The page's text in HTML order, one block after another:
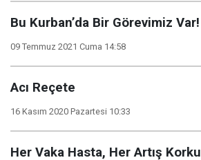
Bu Kurban’da Bir Görevimiz Var!
09 Temmuz 2021 Cuma 14:58
Acı Reçete
16 Kasım 2020 Pazartesi 10:33
Her Vaka Hasta, Her Artış